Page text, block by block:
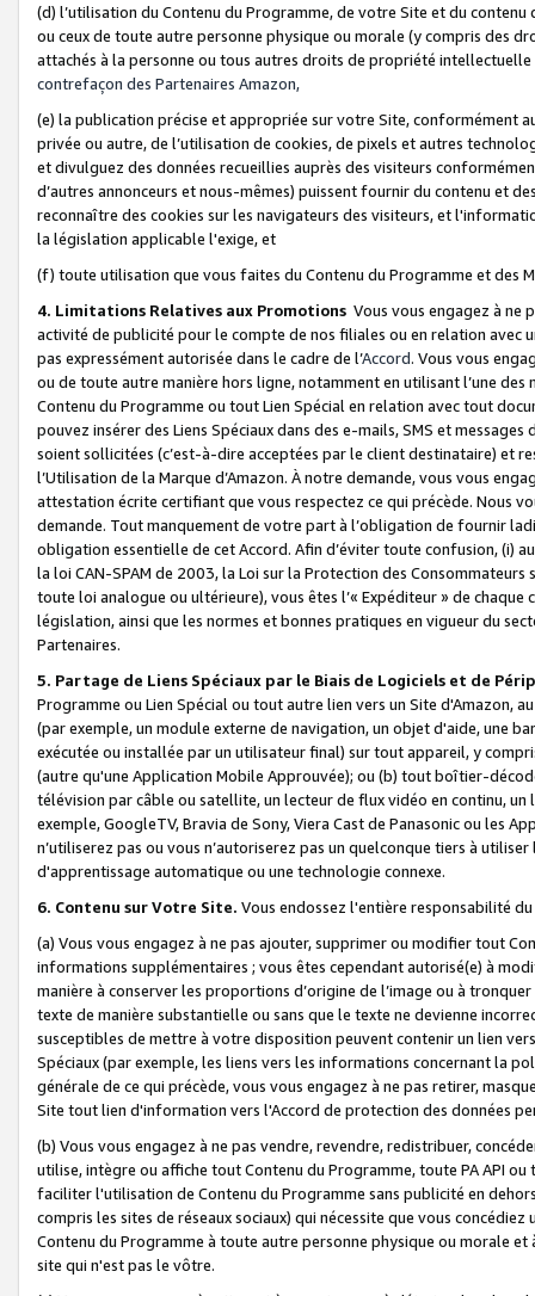
(d) l’utilisation du Contenu du Programme, de votre Site et du
ou ceux de toute autre personne physique ou morale (y compris des
attachés à la personne ou tous autres droits de propriété
contrefaçon des Partenaires Amazon,
(e) la publication précise et appropriée sur votre Site, conformément
privée ou autre, de l’utilisation de cookies, de pixels et autres
et divulguez des données recueillies auprès des visiteurs
d’autres annonceurs et nous-mêmes) puissent fournir du contenu et
reconnaître des cookies sur les navigateurs des visiteurs, et
la législation applicable l'exige, et
(f) toute utilisation que vous faites du Contenu du Programme et des
4. Limitations Relatives aux Promotions Vous vous engagez à ne
activité de publicité pour le compte de nos filiales ou en relation avec
pas expressément autorisée dans le cadre de l’Accord. Vous vous
ou de toute autre manière hors ligne, notamment en utilisant l’une
Contenu du Programme ou tout Lien Spécial en relation avec tout
pouvez insérer des Liens Spéciaux dans des e-mails, SMS et
soient sollicitées (c’est-à-dire acceptées par le client destinataire) et
l’Utilisation de la Marque d’Amazon. À notre demande, vous vous
attestation écrite certifiant que vous respectez ce qui précède. Nous
demande. Tout manquement de votre part à l’obligation de fournir
obligation essentielle de cet Accord. Afin d’éviter toute confusion, (i)
la loi CAN-SPAM de 2003, la Loi sur la Protection des
toute loi analogue ou ultérieure), vous êtes l’« Expéditeur » de
législation, ainsi que les normes et bonnes pratiques en vigueur du
Partenaires.
5. Partage de Liens Spéciaux par le Biais de Logiciels et de
Programme ou Lien Spécial ou tout autre lien vers un Site d'Amazon,
(par exemple, un module externe de navigation, un objet d'aide, une
exécutée ou installée par un utilisateur final) sur tout appareil, y
(autre qu'une Application Mobile Approuvée); ou (b) tout boîtier-
télévision par câble ou satellite, un lecteur de flux vidéo en continu,
exemple, GoogleTV, Bravia de Sony, Viera Cast de Panasonic ou les
n’utiliserez pas ou vous n’autoriserez pas un quelconque tiers à
d'apprentissage automatique ou une technologie connexe.
6. Contenu sur Votre Site. Vous endossez l'entière responsabilité
(a) Vous vous engagez à ne pas ajouter, supprimer ou modifier tout
informations supplémentaires ; vous êtes cependant autorisé(e) à
manière à conserver les proportions d’origine de l’image ou à
texte de manière substantielle ou sans que le texte ne devienne
susceptibles de mettre à votre disposition peuvent contenir un lien
Spéciaux (par exemple, les liens vers les informations concernant la
générale de ce qui précède, vous vous engagez à ne pas retirer,
Site tout lien d'information vers l'Accord de protection des données
(b) Vous vous engagez à ne pas vendre, revendre, redistribuer,
utilise, intègre ou affiche tout Contenu du Programme, toute PA API
faciliter l'utilisation de Contenu du Programme sans publicité en
compris les sites de réseaux sociaux) qui nécessite que vous
Contenu du Programme à toute autre personne physique ou morale
site qui n'est pas le vôtre.